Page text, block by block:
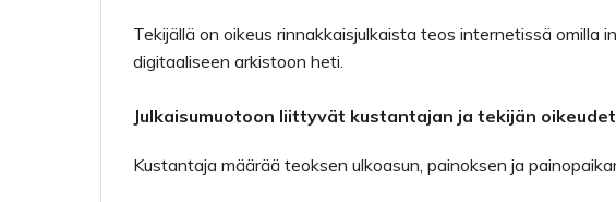
Tekijällä on oikeus rinnakkaisjulkaista teos internetissä omilla
digitaaliseen arkistoon heti.
Julkaisumuotoon liittyvät kustantajan ja tekijän
Kustantaja määrää teoksen ulkoasun, painoksen ja